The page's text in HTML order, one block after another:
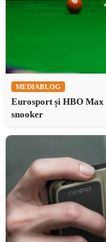
MEDIABLOG
Eurosport și HBO Max
snooker